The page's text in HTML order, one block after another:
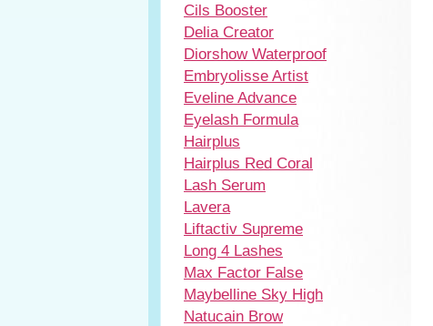
Cils Booster
Delia Creator
Diorshow Waterproof
Embryolisse Artist
Eveline Advance
Eyelash Formula
Hairplus
Hairplus Red Coral
Lash Serum
Lavera
Liftactiv Supreme
Long 4 Lashes
Max Factor False
Maybelline Sky High
Natucain Brow